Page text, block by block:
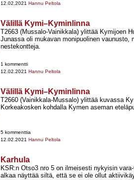
12.02.2021 Hannu Peltola
Välillä Kymi–Kyminlinna
T2663 (Mussalo-​Vainikkala) ylittää Kymijoen
Junassa oli mukavan monipuolinen vaunusto,
nestekontteja.
1 kommentti
12.02.2021 Hannu Peltola
Välillä Kymi–Kyminlinna
T2660 (Vainikkala-​Mussalo) ylittää kuvassa
Korkeakosken kohdalla Kymen aseman
5 kommenttia
12.02.2021 Hannu Peltola
Karhula
KSR:n Otso3 nro 5 on ilmeisesti nykyisin
alkaa näyttää siltä, että se ei ole ollut